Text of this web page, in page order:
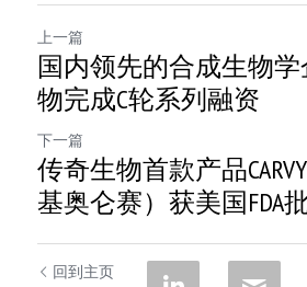
上一篇
国内领先的合成生物
物完成C轮系列融资
下一篇
传奇生物首款产品
基奥仑赛）获美国FDA
回到主页